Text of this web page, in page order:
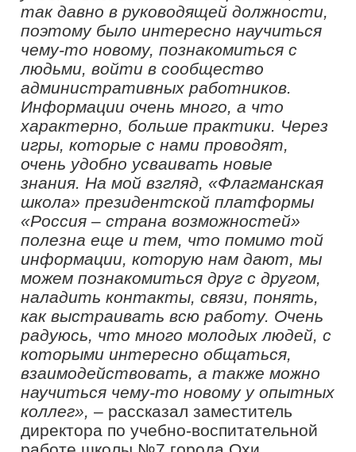
«Социальные лифты для каждого»
национального проекта
«Образование» при поддержке
Министерства просвещения
Российской Федерации.